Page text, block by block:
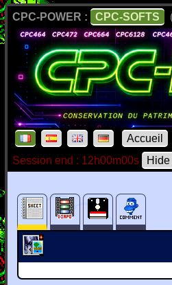
CPC-POWER : CPC-SOFTS
Accueil
Session end : 12h00m00s